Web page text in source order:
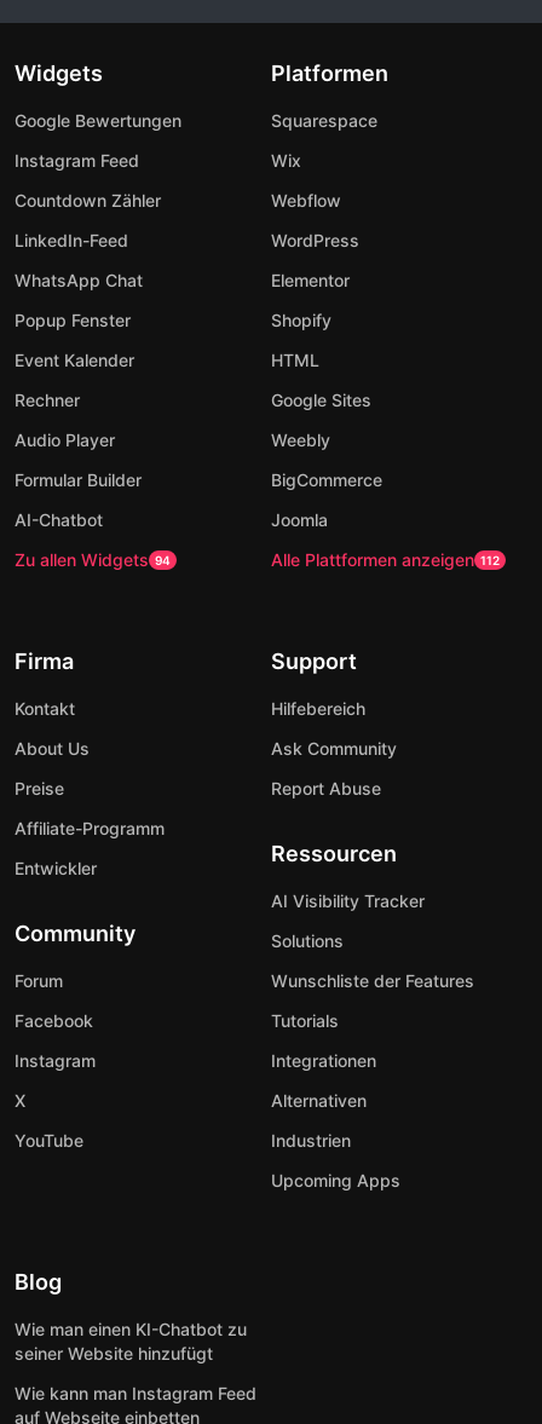
Widgets
Google Bewertungen
Instagram Feed
Countdown Zähler
LinkedIn-Feed
WhatsApp Chat
Popup Fenster
Event Kalender
Rechner
Audio Player
Formular Builder
AI-Chatbot
Zu allen Widgets 94
Platformen
Squarespace
Wix
Webflow
WordPress
Elementor
Shopify
HTML
Google Sites
Weebly
BigCommerce
Joomla
Alle Plattformen anzeigen 112
Firma
Kontakt
About Us
Preise
Affiliate-Programm
Entwickler
Community
Forum
Facebook
Instagram
X
YouTube
Support
Hilfebereich
Ask Community
Report Abuse
Ressourcen
AI Visibility Tracker
Solutions
Wunschliste der Features
Tutorials
Integrationen
Alternativen
Industrien
Upcoming Apps
Blog
Wie man einen KI-Chatbot zu
seiner Website hinzufügt
Wie kann man Instagram Feed
auf Webseite einbetten